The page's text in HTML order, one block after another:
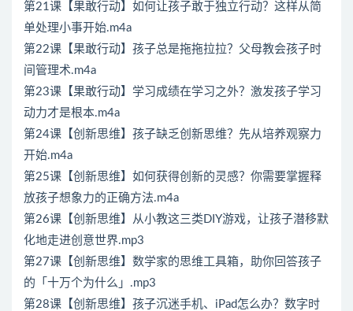
第21课【果敢行动】如何让孩子敢于独立行动？这样从简
单处理小事开始.m4a
第22课【果敢行动】孩子总是拖拖拉拉？父母教会孩子时
间管理术.m4a
第23课【果敢行动】学习成绩在学习之外？激发孩子学习
动力才是根本.m4a
第24课【创新思维】孩子缺乏创新思维？先从培养观察力
开始.m4a
第25课【创新思维】如何获得创新的灵感？你需要掌握释
放孩子想象力的正确方法.m4a
第26课【创新思维】从小教这三类DIY游戏，让孩子潜移默
化地走进创意世界.mp3
第27课【创新思维】数学家的思维工具箱，助你回答孩子
的「十万个为什么」.mp3
第28课【创新思维】孩子沉迷手机、iPad怎么办？数字时